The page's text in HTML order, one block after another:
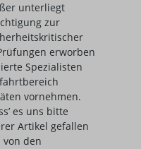
unterliegt
zur
erworben
Spezialisten
vornehmen.
es uns bitte
Artikel gefallen
von den